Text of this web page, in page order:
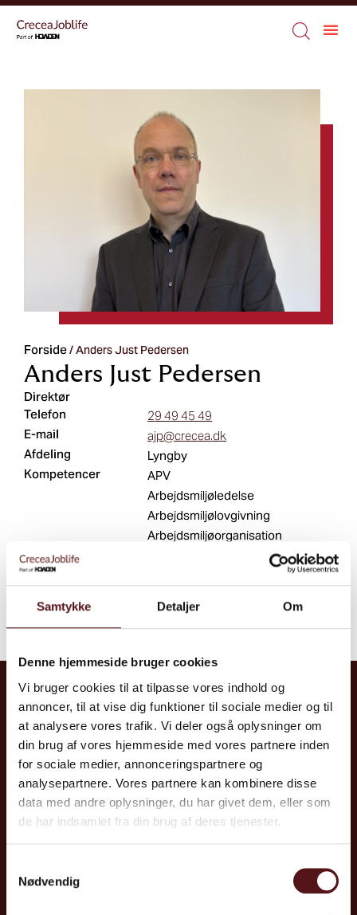
Samtykke Detaljer Om
Denne hjemmeside bruger cookies
Vi bruger cookies til at tilpasse vores indhold og
annoncer, til at vise dig funktioner til sociale medier og til
at analysere vores trafik. Vi deler også oplysninger om
din brug af vores hjemmeside med vores partnere inden
for sociale medier, annonceringspartnere og
analysepartnere. Vores partnere kan kombinere disse
data med andre oplysninger, du har givet dem, eller som
de har indsamlet fra din brug af deres tjenester.
Nødvendig
Forside/Anders Just Pedersen
Anders Just Pedersen
Direktør
Telefon
29 49 45 49
E-mail
ajp@crecea.dk
Afdeling
Lyngby
Kompetencer
APV
Arbejdsmiljøledelse
Arbejdsmiljølovgivning
Arbejdsmiljøorganisation
Strategisk arbejdsmiljø
Kontakt
CreceaJoblife A/S
Tel: +45 70 10 86 00
E: info@joblife.dk
Tilmeld nyhedsbrev